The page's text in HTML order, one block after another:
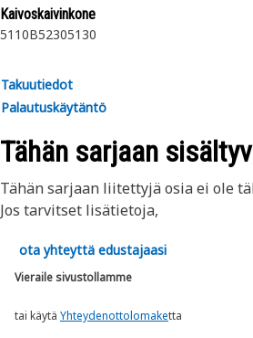
Kaivoskaivinkone
5110B52305130
Takuutiedot
Palautuskäytäntö
Tähän sarjaan
Tähän sarjaan liitettyjä osia ei ole
Jos tarvitset lisätietoja,
ota yhteyttä edustajaasi
Vieraile sivustollamme
tai käytä Yhteydenottolomaketta